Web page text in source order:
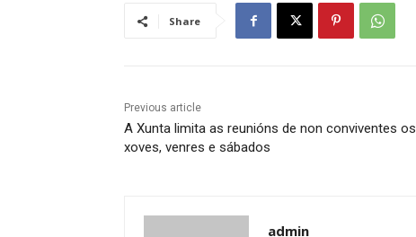
Share
Previous article
A Xunta limita as reunións de non conviventes os
xoves, venres e sábados
admin